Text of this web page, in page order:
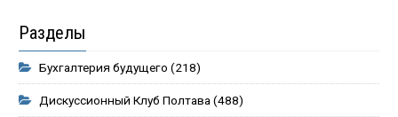
Разделы
Бухгалтерия будущего (218)
Дискуссионный Клуб Полтава(488)